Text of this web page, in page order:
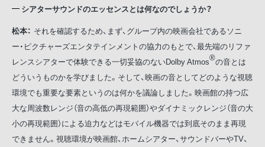
シアターサウンドのエッセンスとは何なのでしょうか？
松本： それを確認するため、まず、グループ内の映画会社であるソニ
ー・ピクチャーズエンタテインメントの協力のもとで、最先端のリファ
レンスシアターで体験できる一切妥協のないDolby Atmos®の音とは
どういうものかを学びました。そして、映画の音としてどのような視聴
環境でも重要な要素というのは何かを議論しました。映画館の持つ広
大な周波数レンジ（音の高低の再現範囲）やダイナミックレンジ（音の大
小の再現範囲）による迫力などはモバイル機器では到底そのまま再現
できません。視聴環境が映画館、ホームシアター、サウンドバーやTV、